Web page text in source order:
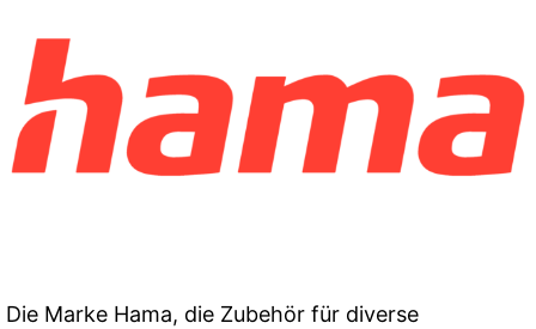
Die Marke Hama, die Zubehör für diverse